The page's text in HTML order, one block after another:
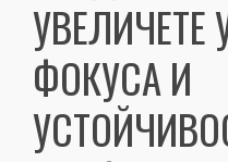
УВЕЛИЧЕТЕ
ФОКУСА И